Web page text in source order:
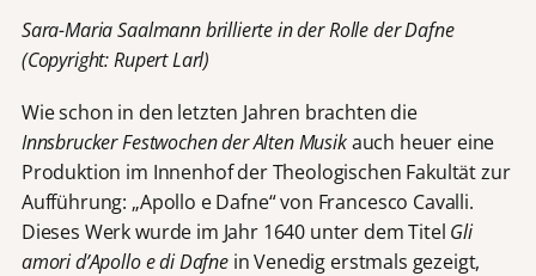
Sara-Maria Saalmann brillierte in der Rolle der Dafne
(Copyright: Rupert Larl)
Wie schon in den letzten Jahren brachten die
Innsbrucker Festwochen der Alten Musikauch heuer eine
Produktion im Innenhof der Theologischen Fakultät zur
Aufführung: „Apollo e Dafne“ von Francesco Cavalli.
Dieses Werk wurde im Jahr 1640 unter dem Titel Gli
amori d’Apollo e di Dafnein Venedig erstmals gezeigt,